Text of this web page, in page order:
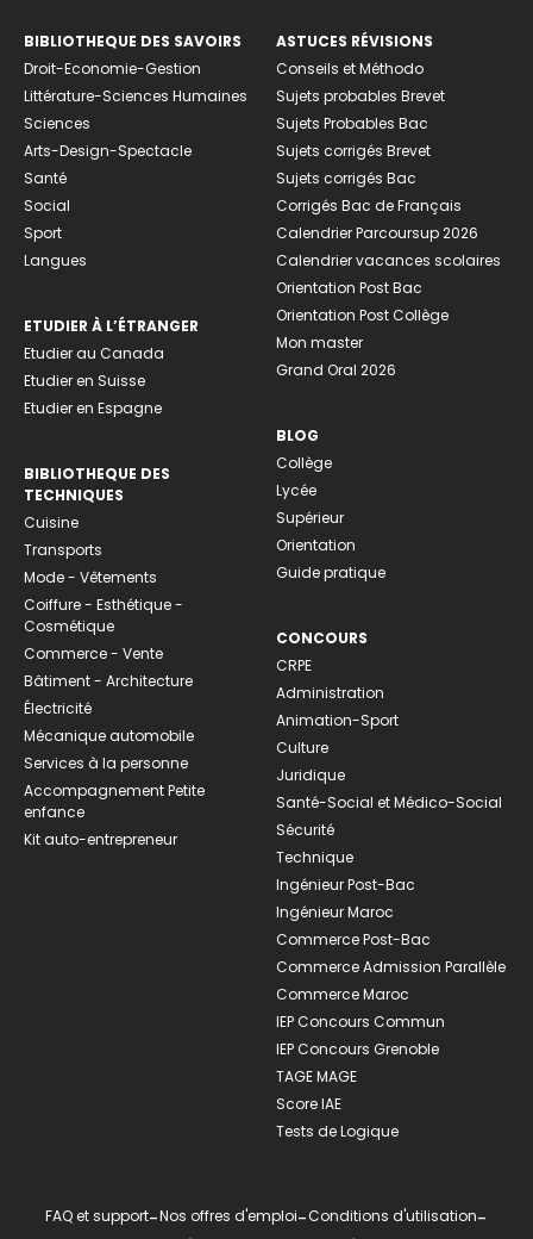
BIBLIOTHEQUE DES SAVOIRS
Droit-Economie-Gestion
Littérature-Sciences Humaines
Sciences
Arts-Design-Spectacle
Santé
Social
Sport
Langues
ETUDIER À L’ÉTRANGER
Etudier au Canada
Etudier en Suisse
Etudier en Espagne
BIBLIOTHEQUE DES
TECHNIQUES
Cuisine
Transports
Mode - Vêtements
Coiffure - Esthétique -
Cosmétique
Commerce - Vente
Bâtiment - Architecture
Électricité
Mécanique automobile
Services à la personne
Accompagnement Petite
enfance
Kit auto-entrepreneur
ASTUCES RÉVISIONS
Conseils et Méthodo
Sujets probables Brevet
Sujets Probables Bac
Sujets corrigés Brevet
Sujets corrigés Bac
Corrigés Bac de Français
Calendrier Parcoursup 2026
Calendrier vacances scolaires
Orientation Post Bac
Orientation Post Collège
Mon master
Grand Oral 2026
BLOG
Collège
Lycée
Supérieur
Orientation
Guide pratique
CONCOURS
CRPE
Administration
Animation-Sport
Culture
Juridique
Santé-Social et Médico-Social
Sécurité
Technique
Ingénieur Post-Bac
Ingénieur Maroc
Commerce Post-Bac
Commerce Admission Parallèle
Commerce Maroc
IEP Concours Commun
IEP Concours Grenoble
TAGE MAGE
Score IAE
Tests de Logique
FAQ et support-Nos offres d'emploi-Conditions d'utilisation-